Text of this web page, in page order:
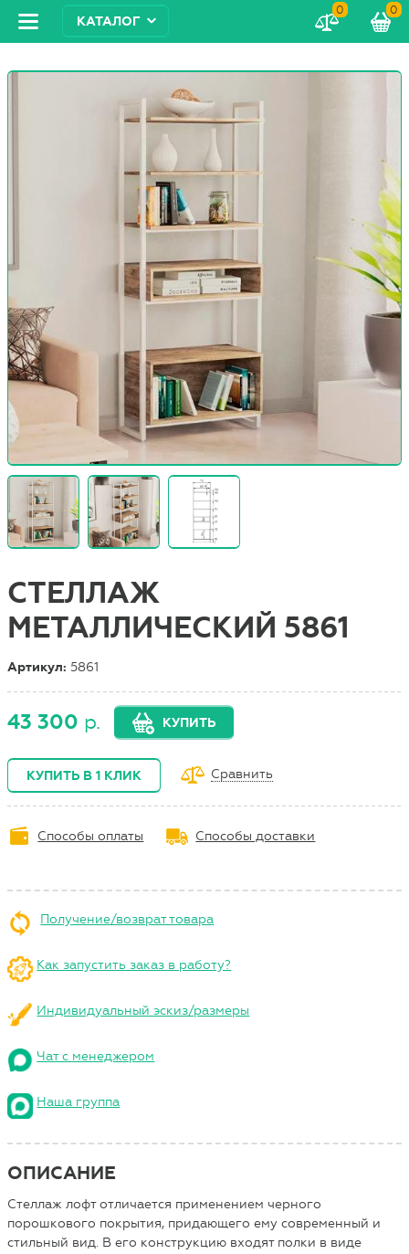
КАТАЛОГ
0 0
СТЕЛЛАЖ
МЕТАЛЛИЧЕСКИЙ 5861
Артикул: 5861
43 300 р. КУПИТЬ
КУПИТЬ В 1 КЛИК Сравнить
Способы оплаты Способы доставки
Получение/возврат товара
Как запустить заказ в работу?
Индивидуальный эскиз/размеры
Чат с менеджером
Наша группа
ОПИСАНИЕ
Стеллаж лофт отличается применением черного
порошкового покрытия, придающего ему современный и
стильный вид. В его конструкцию входят полки в виде